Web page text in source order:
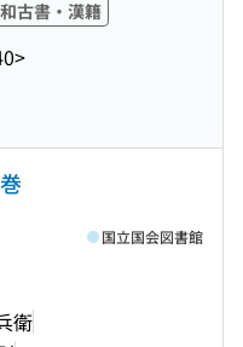
和古書・漢籍
衛
国立国会図書館